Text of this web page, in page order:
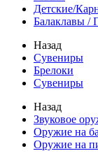
Детские/
Балаклавы /
Назад
Сувениры
Брелоки
Сувениры
Назад
Звуковое
Оружие на
Оружие на